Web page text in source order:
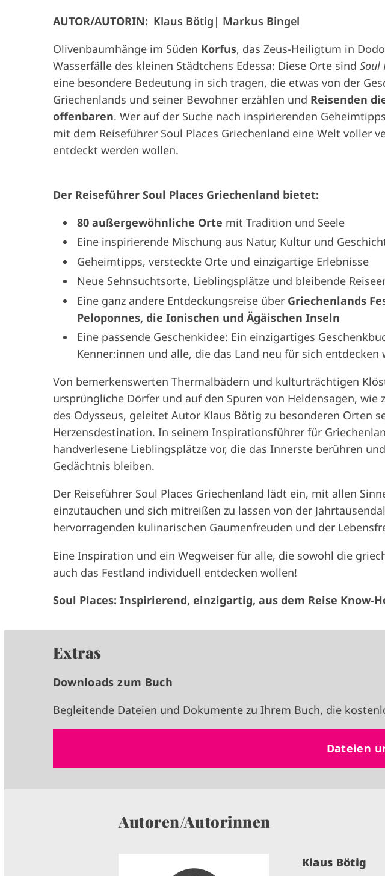
AUTOR/AUTORIN: Klaus Bötig
Markus Bingel
Olivenbaumhänge im Süden Korfus, das Zeus-Heiligtum in
Wasserfälle des kleinen Städtchens Edessa: Diese Orte sind Soul
eine besondere Bedeutung in sich tragen, die etwas von der
Griechenlands und seiner Bewohner erzählen und Reisenden
offenbaren. Wer auf der Suche nach inspirierenden
mit dem Reiseführer Soul Places Griechenland eine Welt voller
entdeckt werden wollen.
Der Reiseführer Soul Places Griechenland bietet:
80 außergewöhnliche Orte mit Tradition und Seele
Eine inspirierende Mischung aus Natur, Kultur und
Geheimtipps, versteckte Orte und einzigartige Erlebnisse
Neue Sehnsuchtsorte, Lieblingsplätze und bleibende
Eine ganz andere Entdeckungsreise über Griechenlands
Peloponnes, die Ionischen und Ägäischen Inseln
Eine passende Geschenkidee: Ein einzigartiges
Kenner:innen und alle, die das Land neu für sich entdecken
Von bemerkenswerten Thermalbädern und kulturträchtigen
ursprüngliche Dörfer und auf den Spuren von Heldensagen, wie
des Odysseus, geleitet Autor Klaus Bötig zu besonderen Orten
Herzensdestination. In seinem Inspirationsführer für
handverlesene Lieblingsplätze vor, die das Innerste berühren
Gedächtnis bleiben.
Der Reiseführer Soul Places Griechenland lädt ein, mit allen
einzutauchen und sich mitreißen zu lassen von der
hervorragenden kulinarischen Gaumenfreuden und der
Eine Inspiration und ein Wegweiser für alle, die sowohl die
auch das Festland individuell entdecken wollen!
Soul Places: Inspirierend, einzigartig, aus dem Reise Know-
Extras
Downloads zum Buch
Begleitende Dateien und Dokumente zu Ihrem Buch, die
Dateien
Autoren/Autorinnen
Klaus Bötig